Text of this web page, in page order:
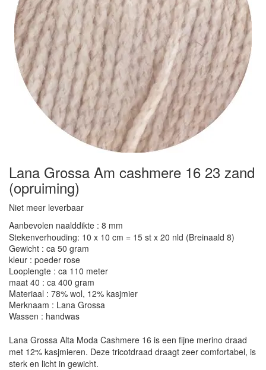
Lana Grossa Am cashmere 16 23 zand
(opruiming)
Niet meer leverbaar
Aanbevolen naalddikte : 8 mm
Stekenverhouding: 10 x 10 cm = 15 st x 20 nld (Breinaald 8)
Gewicht : ca 50 gram
kleur : poeder rose
Looplengte : ca 110 meter
maat 40 : ca 400 gram
Materiaal : 78% wol, 12% kasjmier
Merknaam : Lana Grossa
Wassen : handwas
Lana Grossa Alta Moda Cashmere 16 is een fijne merino draad
met 12% kasjmieren. Deze tricotdraad draagt zeer comfortabel, is
sterk en licht in gewicht.